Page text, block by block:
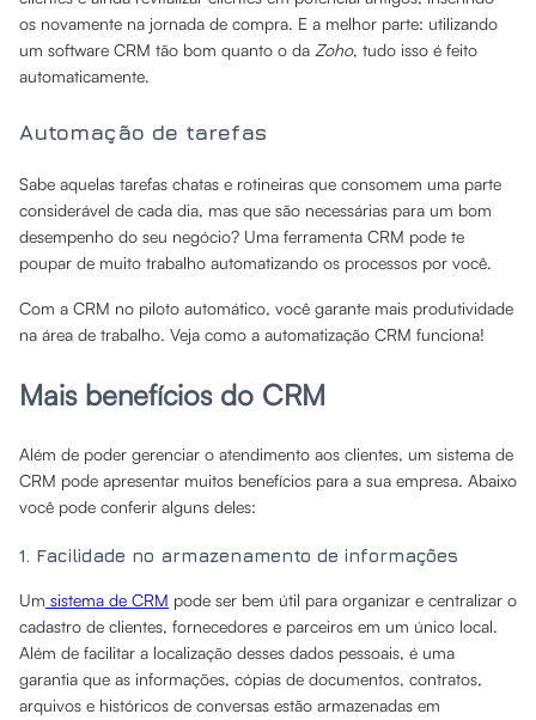
os novamente na jornada de compra. E a melhor parte: utilizando
um software CRM tão bom quanto o da Zoho, tudo isso é feito
automaticamente.
Automação de tarefas
Sabe aquelas tarefas chatas e rotineiras que consomem uma parte
considerável de cada dia, mas que são necessárias para um bom
desempenho do seu negócio? Uma ferramenta CRM pode te
poupar de muito trabalho automatizando os processos por você.
Com a CRM no piloto automático, você garante mais produtividade
na área de trabalho. Veja como a automatização CRM funciona!
Mais benefícios do CRM
Além de poder gerenciar o atendimento aos clientes, um sistema de
CRM pode apresentar muitos benefícios para a sua empresa. Abaixo
você pode conferir alguns deles:
1. Facilidade no armazenamento de informações
Um sistema de CRM pode ser bem útil para organizar e centralizar o
cadastro de clientes, fornecedores e parceiros em um único local.
Além de facilitar a localização desses dados pessoais, é uma
garantia que as informações, cópias de documentos, contratos,
arquivos e históricos de conversas estão armazenadas em